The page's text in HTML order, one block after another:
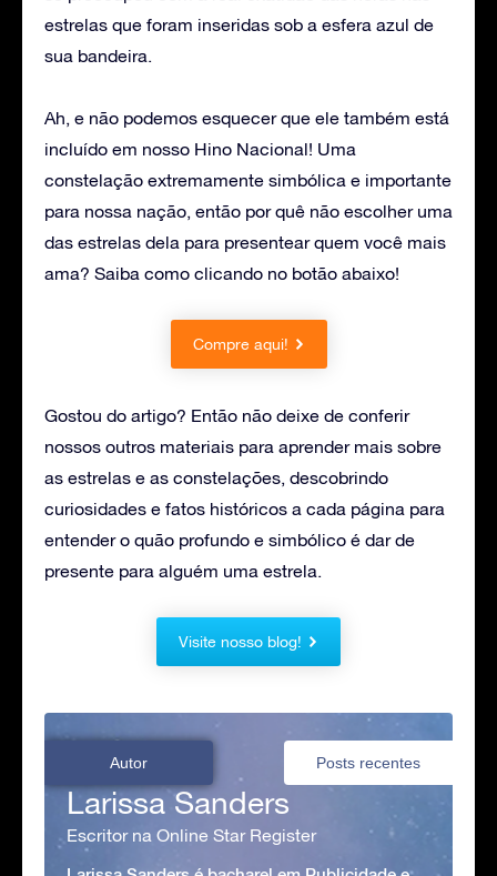
estrelas que foram inseridas sob a esfera azul de
sua bandeira.
Ah, e não podemos esquecer que ele também está
incluído em nosso Hino Nacional! Uma
constelação extremamente simbólica e importante
para nossa nação, então por quê não escolher uma
das estrelas dela para presentear quem você mais
ama? Saiba como clicando no botão abaixo!
Compre aqui!
Gostou do artigo? Então não deixe de conferir
nossos outros materiais para aprender mais sobre
as estrelas e as constelações, descobrindo
curiosidades e fatos históricos a cada página para
entender o quão profundo e simbólico é dar de
presente para alguém uma estrela.
Visite nosso blog!
Autor Posts recentes
Larissa Sanders
Escritor na Online Star Register